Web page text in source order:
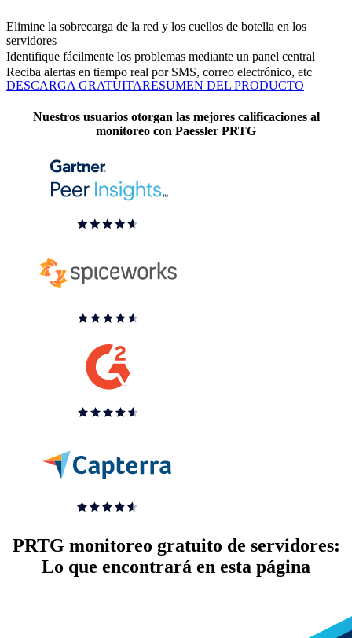
Elimine la sobrecarga de la red y los cuellos de botella en los
servidores
Identifique fácilmente los problemas mediante un panel central
Reciba alertas en tiempo real por SMS, correo electrónico, etc
DESCARGA GRATUITARESUMEN DEL PRODUCTO
Nuestros usuarios otorgan las mejores calificaciones al
monitoreo con Paessler PRTG
PRTG monitoreo gratuito de servidores:
Lo que encontrará en esta página